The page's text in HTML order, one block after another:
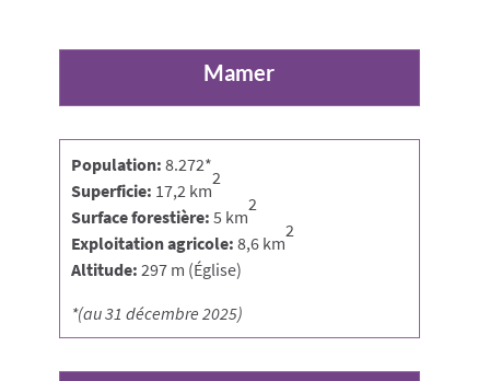
Mamer
Population: 8.272*
Superficie: 17,2 km
2
Surface forestière: 5 km
2
Exploitation agricole: 8,6 km
2
Altitude: 297 m (Église)
*(au 31 décembre 2025)